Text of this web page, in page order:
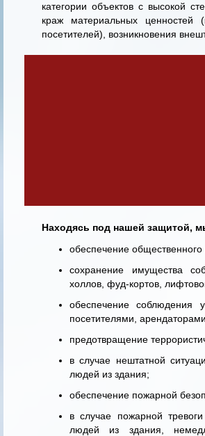
категории объектов с высокой
краж материальных ценностей
посетителей), возникновения
Находясь под нашей защитой,
обеспечение
сохранение имущества
холлов, фуд-кортов,
обеспечение соблюдения
посетителями,
предотвращение
в случае нештатной
людей из здания;
обеспечение пожарной
в случае пожарной
людей из здания,